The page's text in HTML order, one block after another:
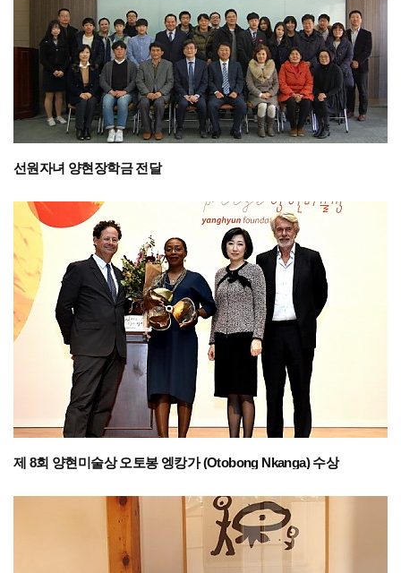
선원자녀 양현장학금 전달
제 8회 양현미술상 오토봉 엥캉가 (Otobong Nkanga) 수상